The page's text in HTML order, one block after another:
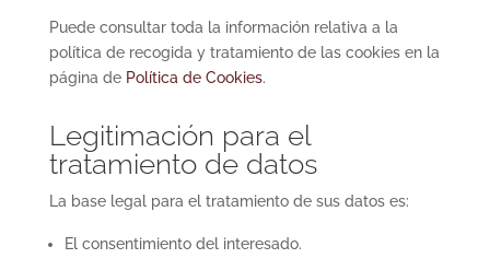
Puede consultar toda la información relativa a la
política de recogida y tratamiento de las cookies en la
página de Política de Cookies.
Legitimación para el
tratamiento de datos
La base legal para el tratamiento de sus datos es:
El consentimiento del interesado.